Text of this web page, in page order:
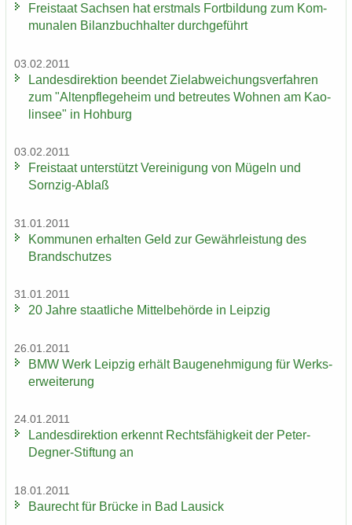
Frei­staat Sach­sen hat erst­mals Fort­bil­dung zum Kom­
mu­na­len Bi­lanz­buch­hal­ter durch­ge­führt
03.02.2011
Lan­des­di­rek­ti­on be­en­det Ziel­ab­wei­chungs­ver­fah­ren
zum "Al­ten­pfle­ge­heim und be­treu­tes Woh­nen am Kao­
lin­see" in Hoh­burg
03.02.2011
Frei­staat un­ter­stützt Ver­ei­ni­gung von Mü­geln und
Sornzig-​Ablaß
31.01.2011
Kom­mu­nen er­hal­ten Geld zur Ge­währ­leis­tung des
Brand­schut­zes
31.01.2011
20 Jahre staat­li­che Mit­tel­be­hör­de in Leip­zig
26.01.2011
BMW Werk Leip­zig er­hält Bau­ge­neh­mi­gung für Werks­
er­wei­te­rung
24.01.2011
Lan­des­di­rek­ti­on er­kennt Rechts­fä­hig­keit der Peter-​
Degner-Stiftung an
18.01.2011
Bau­recht für Brü­cke in Bad Lau­sick